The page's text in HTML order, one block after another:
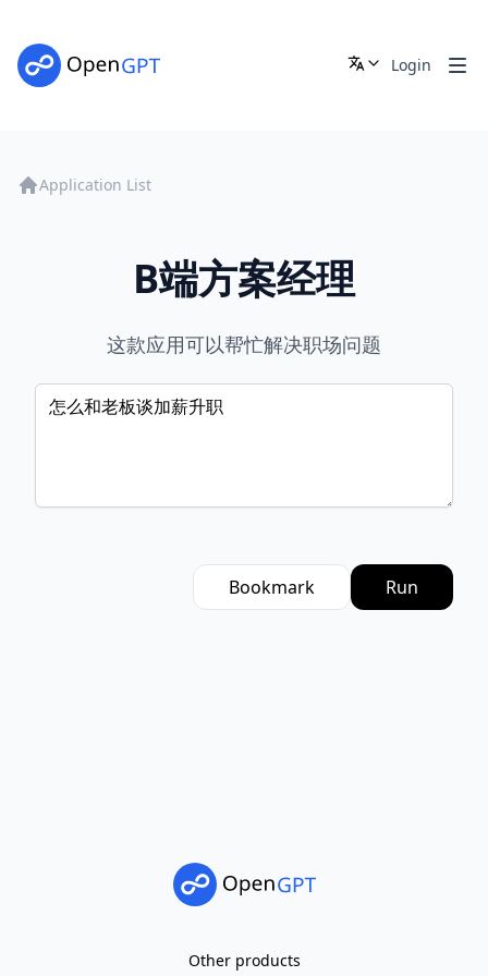
Login
Application List
B端方案经理
这款应用可以帮忙解决职场问题
Bookmark Run
Other products